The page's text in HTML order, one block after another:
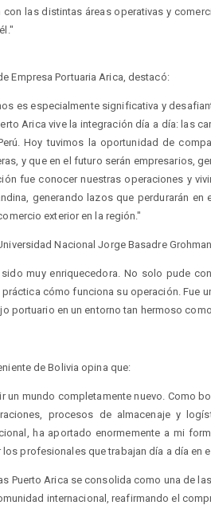
con las distintas áreas operativas y
Empresa Portuaria Arica, destacó:
es especialmente significativa y
Arica vive la integración día a día: las
Hoy tuvimos la oportunidad de
y que en el futuro serán empresarios,
fue conocer nuestras operaciones y
generando lazos que perdurarán
exterior en la región."
Nacional Jorge Basadre
muy enriquecedora. No solo pude
cómo funciona su operación. Fue
portuario en un entorno tan hermoso
de Bolivia opina que:
un mundo completamente nuevo. Como
procesos de almacenaje y
ha aportado enormemente a mi
profesionales que trabajan día a día en
Puerto Arica se consolida como una de
internacional, reafirmando el